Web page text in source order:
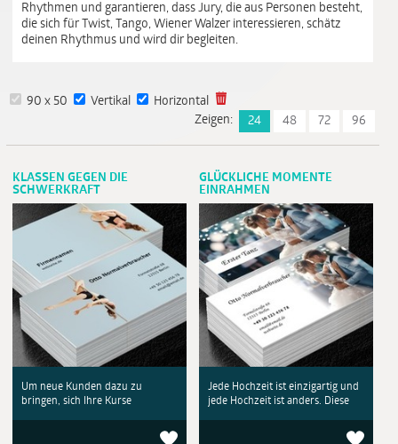
Rhythmen und garantieren, dass Jury, die aus Personen besteht,
die sich für Twist, Tango, Wiener Walzer interessieren, schätz
deinen Rhythmus und wird dir begleiten.
90 x 50 Vertikal
Horizontal
Zeigen:
24 48 72 96
KLASSEN GEGEN DIE
SCHWERKRAFT
Um neue Kunden dazu zu
bringen, sich Ihre Kurse
GLÜCKLICHE MOMENTE
EINRAHMEN
Jede Hochzeit ist einzigartig und
jede Hochzeit ist anders. Diese